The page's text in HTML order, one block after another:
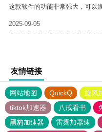
这款软件的功能非常强大，可以
2025-09-05
友情链接
网站地图 QuickQ 旋风
tiktok加速器
八戒看书
黑豹加速器
雷霆加器速